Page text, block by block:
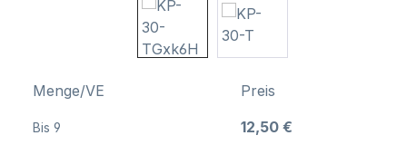
Menge/VE Preis
Bis 9 12,50 €